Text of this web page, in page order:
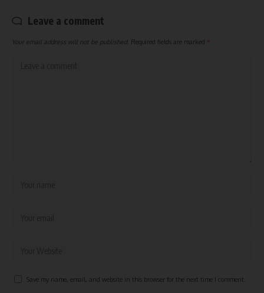
Leave a comment
Your email address will not be published. Required fields are marked *
Save my name, email, and website in this browser for the next time I comment.